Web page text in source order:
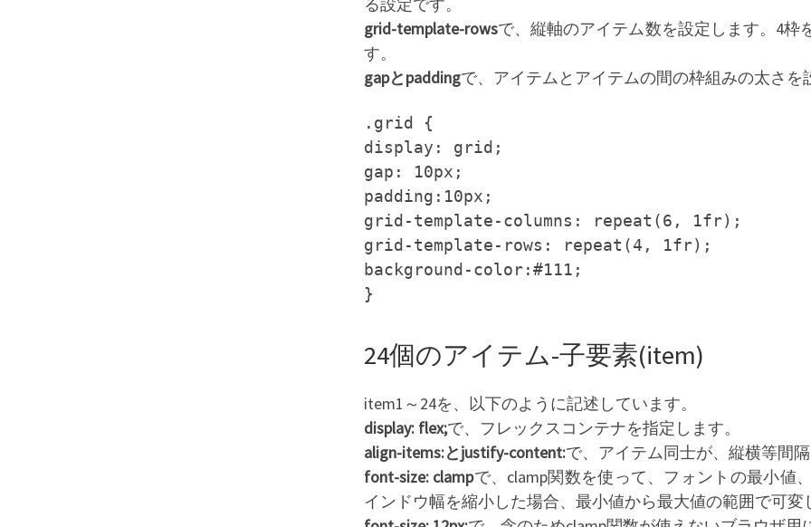
る設定です。
grid-template-rowsで、縦軸のアイテム数を設定します。4
す。
gapとpaddingで、アイテムとアイテムの間の枠組みの太さを
.grid {
display: grid;
gap: 10px;
padding:10px;
grid-template-columns: repeat(6, 1fr);
grid-template-rows: repeat(4, 1fr);
background-color:#111;
}
24個のアイテム-子要素(item)
item1～24を、以下のように記述しています。
display: flex;で、フレックスコンテナを指定します。
align-items:とjustify-content:で、アイテム同士が、縦横等間
font-size: clampで、clamp関数を使って、フォントの最小値
インドウ幅を縮小した場合、最小値から最大値の範囲で可変